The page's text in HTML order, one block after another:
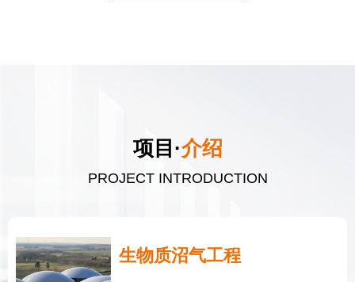
项目·介绍
PROJECT INTRODUCTION
生物质沼气工程